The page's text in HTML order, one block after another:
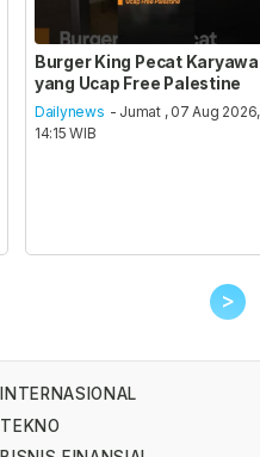
Burger King Pecat
yang Ucap Free Palestine
Dailynews - Jumat , 07 Aug 2026,
14:15 WIB
>
INTERNASIONAL
TEKNO